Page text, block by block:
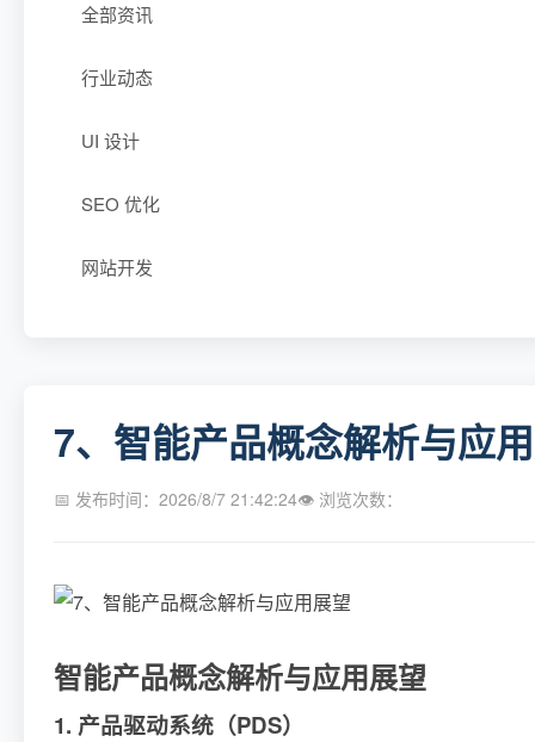
全部资讯
行业动态
UI 设计
SEO 优化
网站开发
7、智能产品概念解析与应
📅 发布时间：2026/8/7 21:42:24👁 浏览次数：
智能产品概念解析与应用展望
1. 产品驱动系统（PDS）